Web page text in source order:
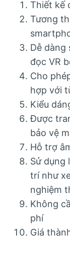
Thiết kế
Tương
Dễ dàng
đọc VR
Cho
hợp với
Kiểu
Được
bảo vệ
Hỗ trợ
Sử dụng
trí như
nghiệm
Không
phí
Giá